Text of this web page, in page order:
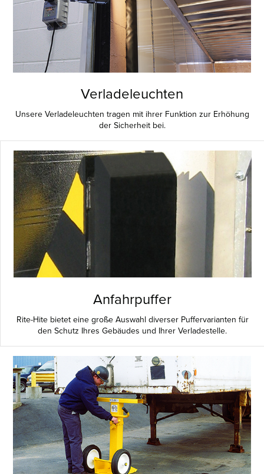
Verladeleuchten
Unsere Verladeleuchten tragen mit ihrer Funktion zur Erhöhung
der Sicherheit bei.
Anfahrpuffer
Rite-Hite bietet eine große Auswahl diverser Puffervarianten für
den Schutz Ihres Gebäudes und Ihrer Verladestelle.